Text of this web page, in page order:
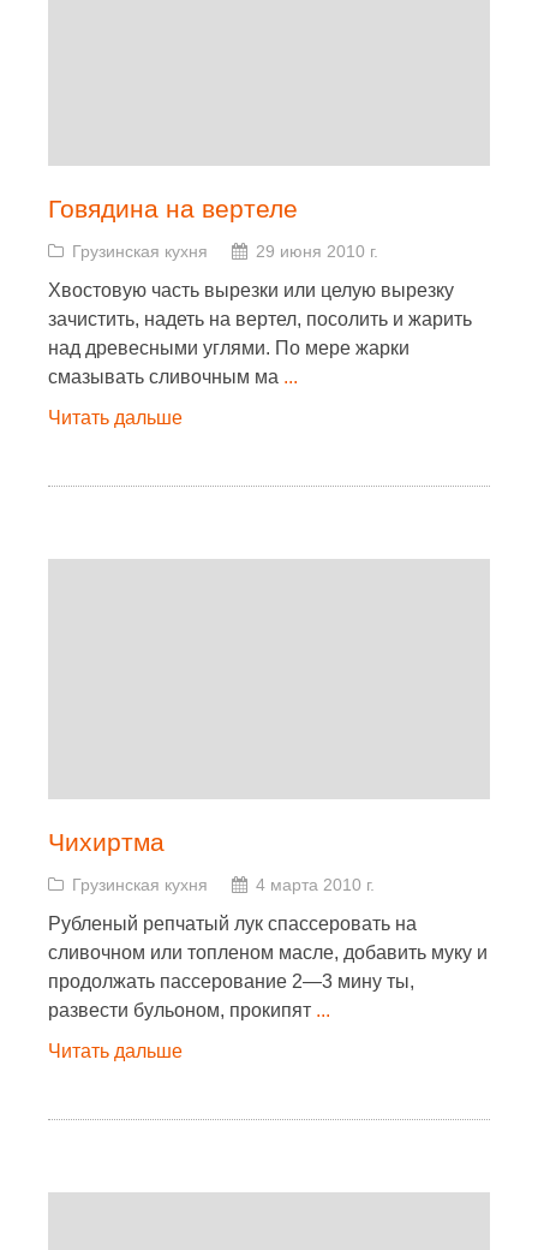
Говядина на вертеле
Грузинская кухня 29 июня 2010 г.
Хвостовую часть вырезки или целую вырезку
зачистить, надеть на вертел, посолить и жарить
над древесными углями. По мере жарки
смазывать сливочным ма ...
Читать дальше
Чихиртма
Грузинская кухня 4 марта 2010 г.
Рубленый репчатый лук спассеровать на
сливочном или топленом масле, добавить муку и
продолжать пассерование 2—3 мину ты,
развести бульоном, прокипят ...
Читать дальше